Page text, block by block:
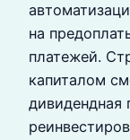
на
платежей.
капиталом
дивидендная